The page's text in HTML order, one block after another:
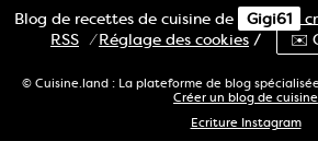
Blog de recettes de cuisine de Gigi61
RSS ⁄Réglage des cookies / ✉️
© Cuisine.land : La plateforme de blog
Créer un blog de cuisine
Ecriture Instagram